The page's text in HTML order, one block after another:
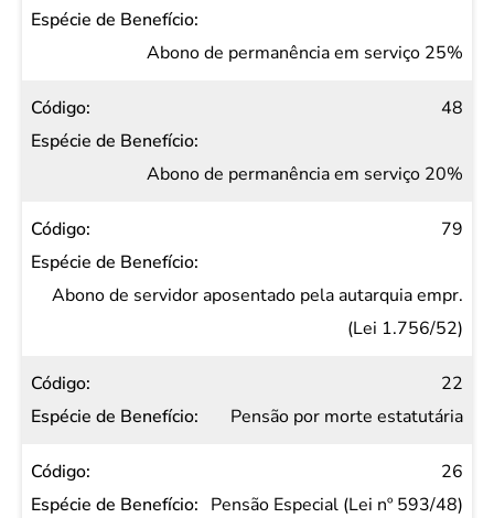
Abono de permanência em serviço 25%
48
Abono de permanência em serviço 20%
79
Abono de servidor aposentado pela autarquia empr.
(Lei 1.756/52)
22
Pensão por morte estatutária
26
Pensão Especial (Lei nº 593/48)